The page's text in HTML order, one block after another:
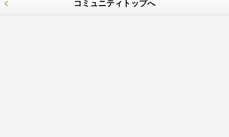
コミュニティトップへ